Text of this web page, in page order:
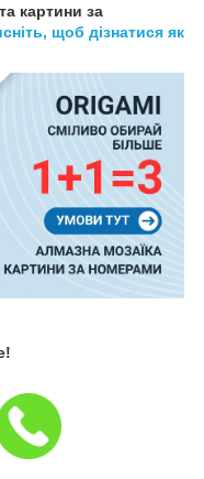
картини за
щоб дізнатися як